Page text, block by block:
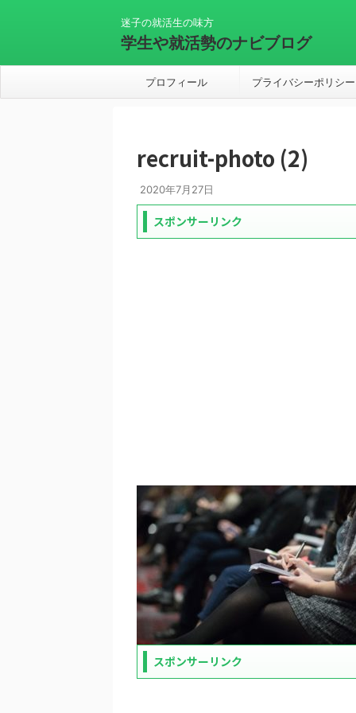
迷子の就活生の味方
学生や就活勢のナビブログ
プロフィール プライバシーポリシー
recruit-photo (2)
2020年7月27日
スポンサーリンク
スポンサーリンク